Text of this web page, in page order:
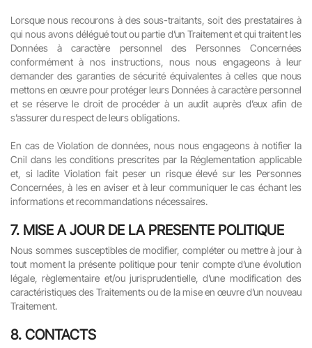
Lorsque nous recourons à des sous-traitants, soit des prestataires à
qui nous avons délégué tout ou partie d’un Traitement et qui traitent les
Données à caractère personnel des Personnes Concernées
conformément à nos instructions, nous nous engageons à leur
demander des garanties de sécurité équivalentes à celles que nous
mettons en œuvre pour protéger leurs Données à caractère personnel
et se réserve le droit de procéder à un audit auprès d’eux afin de
s’assurer du respect de leurs obligations.
En cas de Violation de données, nous nous engageons à notifier la
Cnil dans les conditions prescrites par la Réglementation applicable
et, si ladite Violation fait peser un risque élevé sur les Personnes
Concernées, à les en aviser et à leur communiquer le cas échant les
informations et recommandations nécessaires.
7. MISE A JOUR DE LA PRESENTE POLITIQUE
Nous sommes susceptibles de modifier, compléter ou mettre à jour à
tout moment la présente politique pour tenir compte d’une évolution
légale, règlementaire et/ou jurisprudentielle, d’une modification des
caractéristiques des Traitements ou de la mise en œuvre d’un nouveau
Traitement.
8. CONTACTS